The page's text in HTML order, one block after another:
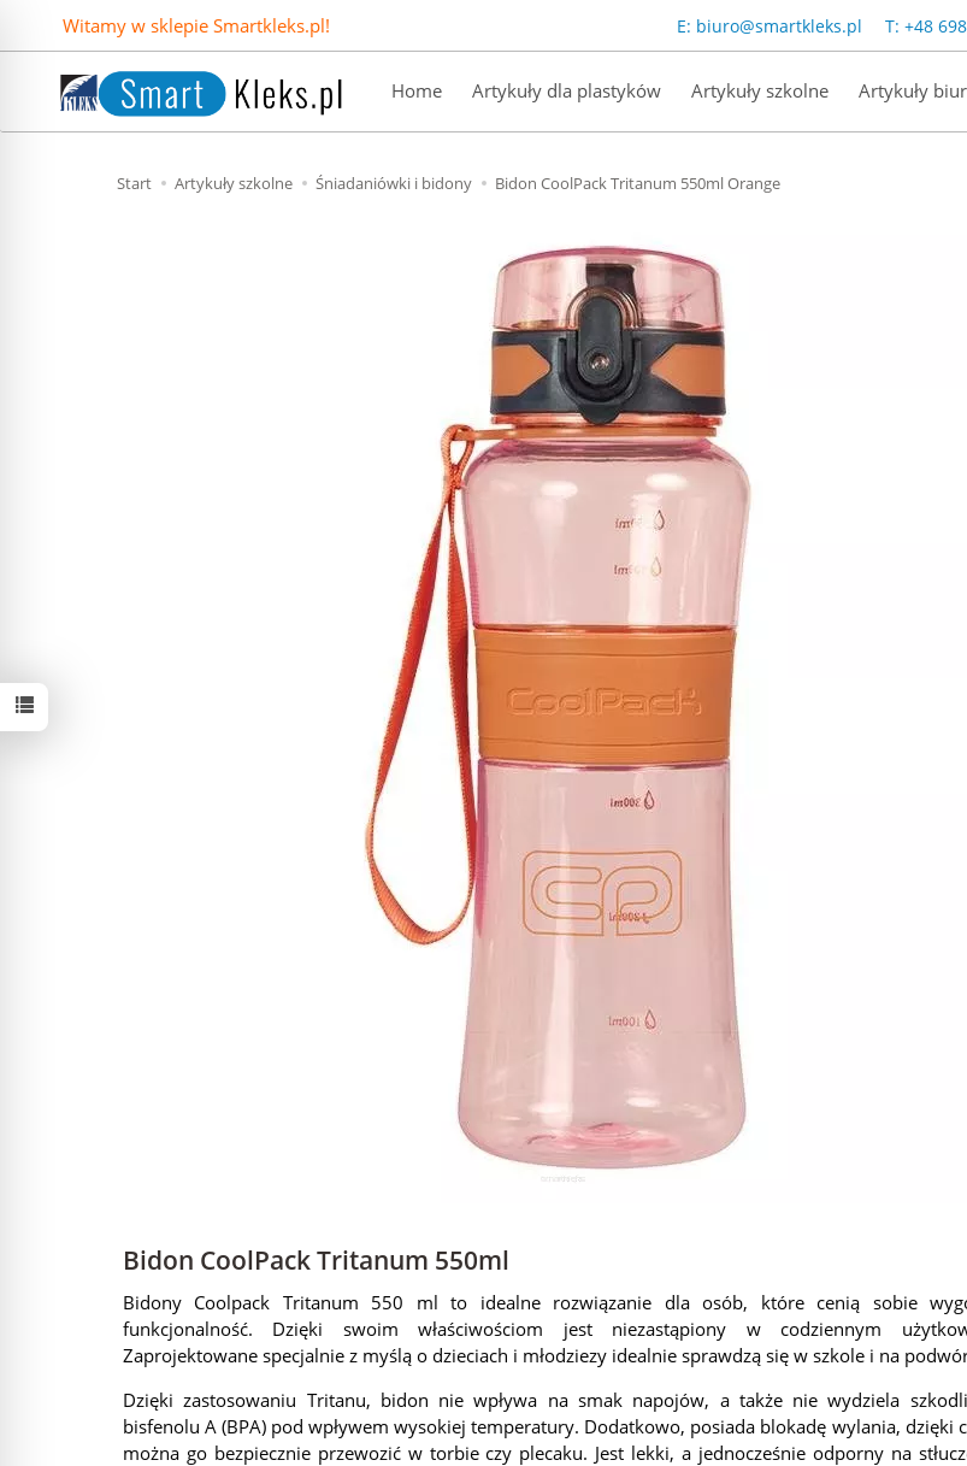
Witamy w sklepie Smartkleks.pl! E: biuro@smartkleks.pl T: +48
Home Artykuły dla plastyków Artykuły szkolne Artykuły
Start Artykuły szkolne Śniadaniówki i bidony Bidon CoolPack Tritanum 550ml Orange
Bidon CoolPack Tritanum 550ml
Bidony Coolpack Tritanum 550 ml to idealne rozwiązanie dla osób, które cenią sobie
funkcjonalność. Dzięki swoim właściwościom jest niezastąpiony w codziennym
Zaprojektowane specjalnie z myślą o dzieciach i młodziezy idealnie sprawdzą się w szkole i na
Dzięki zastosowaniu Tritanu, bidon nie wpływa na smak napojów, a także nie wydziela
bisfenolu A (BPA) pod wpływem wysokiej temperatury. Dodatkowo, posiada blokadę wylania, dzięki
można go bezpiecznie przewozić w torbie czy plecaku. Jest lekki, a jednocześnie odporny na